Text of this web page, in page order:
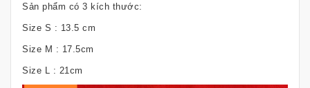
Sản phẩm có 3 kích thước:
Size S : 13.5 cm
Size M : 17.5cm
Size L : 21cm